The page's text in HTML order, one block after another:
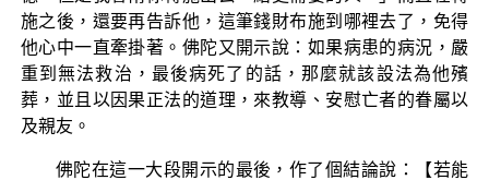
施之後，還要再告訴他，這筆錢財布施到哪裡去了，免得
他心中一直牽掛著。佛陀又開示說：如果病患的病況，嚴
重到無法救治，最後病死了的話，那麼就該設法為他殯
葬，並且以因果正法的道理，來教導、安慰亡者的眷屬以
及親友。
佛陀在這一大段開示的最後，作了個結論說：【若能